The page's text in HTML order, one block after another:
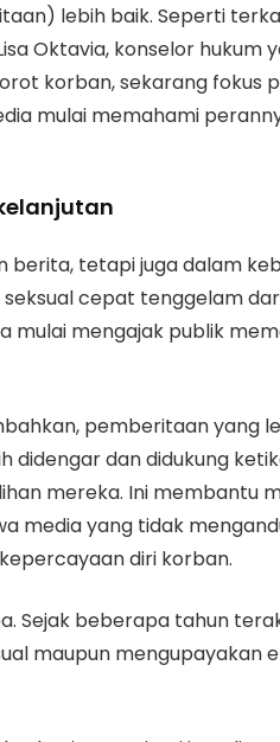
lebih baik. Seperti
Oktavia, konselor
korban, sekarang
mulai memahami
berita, tetapi juga dalam
cepat tenggelam
mulai mengajak publik
pemberitaan
dan didukung
mereka. Ini membantu
media yang tidak
diri korban.
Sejak beberapa tahun
maupun mengupayakan